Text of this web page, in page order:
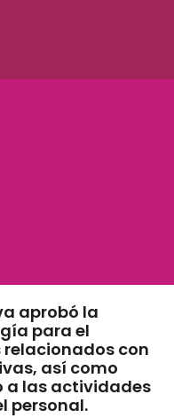
aprobó la
para el
con
así como
a las actividades
personal.